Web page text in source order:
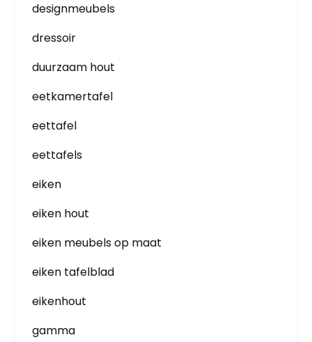
designmeubels
dressoir
duurzaam hout
eetkamertafel
eettafel
eettafels
eiken
eiken hout
eiken meubels op maat
eiken tafelblad
eikenhout
gamma